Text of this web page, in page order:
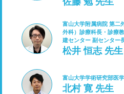
富山大学附属病院 第二
外科）診療科長・診療
建センター 副センター
松井 恒志 先生
富山大学学術研究部医
北村 寛 先生